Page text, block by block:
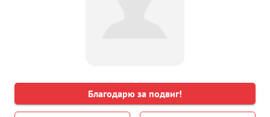
Благодарю за подвиг!